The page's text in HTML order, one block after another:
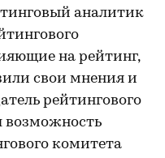
аналитик
на рейтинг,
свои мнения и
рейтингового
возможность
комитета